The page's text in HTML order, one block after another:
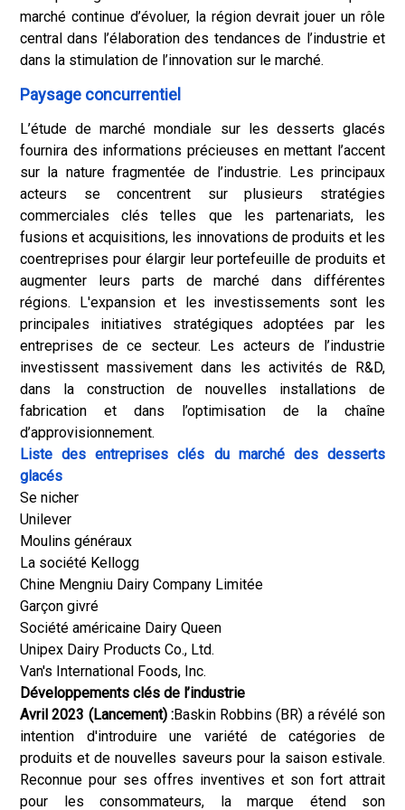
marché continue d’évoluer, la région devrait jouer un rôle
central dans l’élaboration des tendances de l’industrie et
dans la stimulation de l’innovation sur le marché.
Paysage concurrentiel
L’étude de marché mondiale sur les desserts glacés
fournira des informations précieuses en mettant l’accent
sur la nature fragmentée de l’industrie. Les principaux
acteurs se concentrent sur plusieurs stratégies
commerciales clés telles que les partenariats, les
fusions et acquisitions, les innovations de produits et les
coentreprises pour élargir leur portefeuille de produits et
augmenter leurs parts de marché dans différentes
régions. L'expansion et les investissements sont les
principales initiatives stratégiques adoptées par les
entreprises de ce secteur. Les acteurs de l’industrie
investissent massivement dans les activités de R&D,
dans la construction de nouvelles installations de
fabrication et dans l’optimisation de la chaîne
d’approvisionnement.
Liste des entreprises clés du marché des desserts
glacés
Se nicher
Unilever
Moulins généraux
La société Kellogg
Chine Mengniu Dairy Company Limitée
Garçon givré
Société américaine Dairy Queen
Unipex Dairy Products Co., Ltd.
Van's International Foods, Inc.
Développements clés de l’industrie
Avril 2023 (Lancement) :Baskin Robbins (BR) a révélé son
intention d'introduire une variété de catégories de
produits et de nouvelles saveurs pour la saison estivale.
Reconnue pour ses offres inventives et son fort attrait
pour les consommateurs, la marque étend son